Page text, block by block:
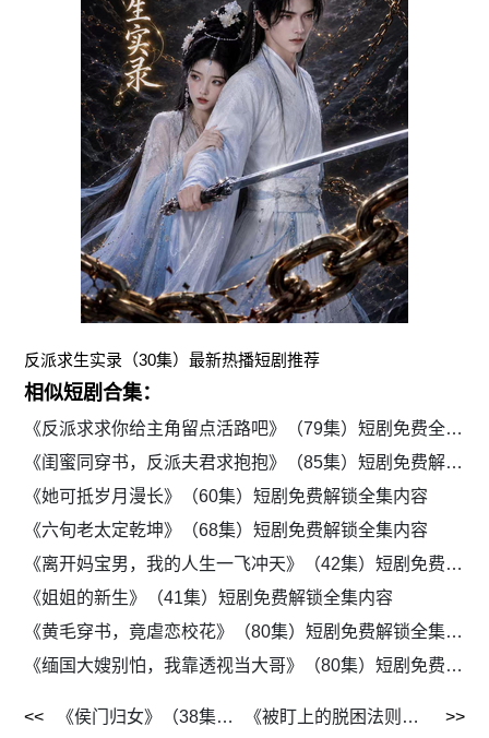
反派求生实录（30集）最新热播短剧推荐
相似短剧合集：
《反派求求你给主角留点活路吧》（79集）短剧免费全集在线畅看
《闺蜜同穿书，反派夫君求抱抱》（85集）短剧免费解锁全集内容
《她可抵岁月漫长》（60集）短剧免费解锁全集内容
《六旬老太定乾坤》（68集）短剧免费解锁全集内容
《离开妈宝男，我的人生一飞冲天》（42集）短剧免费解锁全集内容
《姐姐的新生》（41集）短剧免费解锁全集内容
《黄毛穿书，竟虐恋校花》（80集）短剧免费解锁全集内容
《缅国大嫂别怕，我靠透视当大哥》（80集）短剧免费解锁全集内容
《侯门归女》（38集）短剧全集免费无广告观看 《被盯上的脱困法则》（60集）短剧免费在线追全集